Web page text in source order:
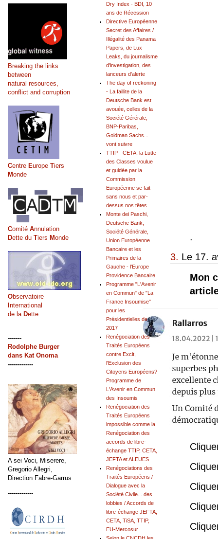
.
3. Le 17.
Mon
Dry Index - BDI, 10
ans de Récession
Directive Européenne
Secret des Affaires /
Illégalité des Panama
Papers, de Lux
Leaks, du journalisme
d'investigation, des
lanceurs d'alerte
The day of reckoning
- La faillite de la
Deutsche Bank est
avouée, celles de la
Société Gérérale,
BNP-Paribas,
Goldman Sachs...
vont suivre
TTIP - CETA, la Lutte
des Classes voulue
et guidée par la
Commission
Européenne se fait
sans nous et par-
dessus nos têtes
Monte dei Paschi,
Deutsche Bank,
Société Générale,
Union Européenne
Bancaire et les
Primaires de la
Gauche - l'Europe
Providence Bancaire
Programme "L'Avenir
en Commun" de "La
France Insoumise"
pour les
Présidentielles de
2017
Renégociation des
Traités Européens
contre Excit,
l'Exclusion des
Citoyens Européens?
Programme de
L'Avenir en Commun
des Insoumis
Renégociation des
Traités Européens
impossible comme la
Renégociation des
accords de libre-
échange TTIP, CETA,
JEFTA et ALEUES
Renégociations des
Traités Européens /
Dialogue avec la
Société Civile... des
lobbies / Accords de
libre-échange JEFTA,
CETA, TiSA, TTIP,
EU-Mercosur
Breaking the links
between
natural resources,
conflict and corruption
Centre Europe Tiers
Monde
Comité Annulation
Dette du Tiers Monde
Observatoire
International
de la Dette
-------
Rodolphe Burger
dans Kat Onoma
-------------
A sei Voci, Miserere,
Gregorio Allegri,
Direction Fabre-Garrus
-------------